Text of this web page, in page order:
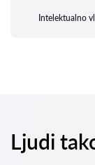
Intelektualno
Ljudi